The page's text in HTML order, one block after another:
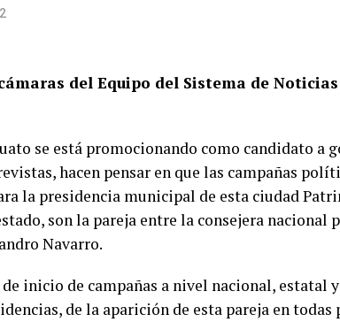
del Equipo del Sistema de
se está promocionando como candidato a
hacen pensar en que las campañas
la presidencia municipal de esta ciudad
son la pareja entre la consejera nacional
Navarro.
inicio de campañas a nivel nacional, estatal
de la aparición de esta pareja en todas